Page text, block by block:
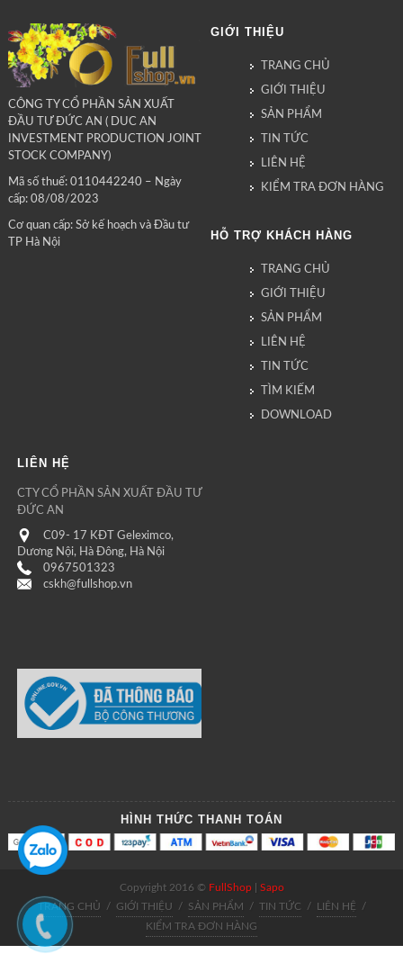
CÔNG TY CỔ PHẦN SẢN XUẤT
ĐẦU TƯ ĐỨC AN ( DUC AN
INVESTMENT PRODUCTION JOINT
STOCK COMPANY)
Mã số thuế: 0110442240 – Ngày
cấp: 08/08/2023
Cơ quan cấp: Sở kế hoạch và Đầu tư
TP Hà Nội
GIỚI THIỆU
TRANG CHỦ
GIỚI THIỆU
SẢN PHẨM
TIN TỨC
LIÊN HỆ
KIỂM TRA ĐƠN HÀNG
HỖ TRỢ KHÁCH HÀNG
TRANG CHỦ
GIỚI THIỆU
SẢN PHẨM
LIÊN HỆ
TIN TỨC
TÌM KIẾM
DOWNLOAD
LIÊN HỆ
CTY CỔ PHẦN SẢN XUẤT ĐẦU TƯ
ĐỨC AN
C09- 17 KĐT Geleximco,
Dương Nội, Hà Đông, Hà Nội
0967501323
cskh@fullshop.vn
HÌNH THỨC THANH TOÁN
Copyright 2016 © FullShop| Sapo
TRANG CHỦ
/ GIỚI THIỆU / SẢN PHẨM / TIN TỨC / LIÊN HỆ
/
KIỂM TRA ĐƠN HÀNG